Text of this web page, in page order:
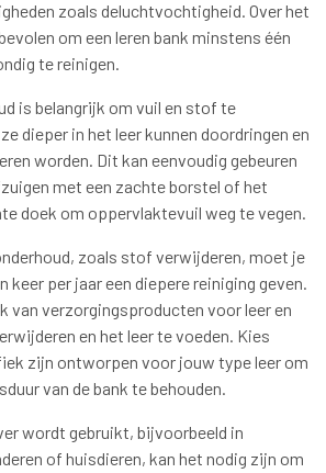
zoals deluchtvochtigheid. Over het
om een leren bank minstens één
te reinigen.
is belangrijk om vuil en stof te
dieper in het leer kunnen doordringen en
worden. Dit kan eenvoudig gebeuren
met een zachte borstel of het
doek om oppervlaktevuil weg te vegen.
zoals stof verwijderen, moet je
keer per jaar een diepere reiniging geven.
van verzorgingsproducten voor leer en
en het leer te voeden. Kies
zijn ontworpen voor jouw type leer om
van de bank te behouden.
wordt gebruikt, bijvoorbeeld in
of huisdieren, kan het nodig zijn om